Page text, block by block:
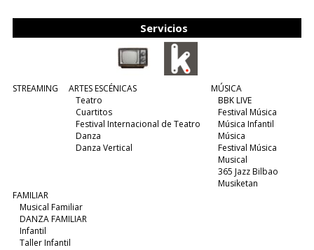
Servicios
STREAMING
ARTES ESCÉNICAS
Teatro
Cuartitos
Festival Internacional de Teatro
Danza
Danza Vertical
MÚSICA
BBK LIVE
Festival Música
Música Infantil
Música
Festival Música
Musical
365 Jazz Bilbao
Musiketan
FAMILIAR
Musical Familiar
DANZA FAMILIAR
Infantil
Taller Infantil